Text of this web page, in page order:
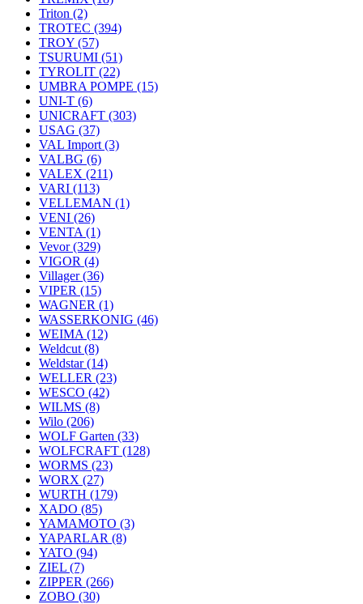
Triton (2)
TROTEC (394)
TROY (57)
TSURUMI (51)
TYROLIT (22)
UMBRA POMPE (15)
UNI-T (6)
UNICRAFT (303)
USAG (37)
VAL Import (3)
VALBG (6)
VALEX (211)
VARI (113)
VELLEMAN (1)
VENI (26)
VENTA (1)
Vevor(329)
VIGOR (4)
Villager(36)
VIPER (15)
WAGNER (1)
WASSERKONIG (46)
WEIMA (12)
Weldcut (8)
Weldstar(14)
WELLER (23)
WESCO (42)
WILMS (8)
Wilo (206)
WOLF Garten (33)
WOLFCRAFT (128)
WORMS (23)
WORX (27)
WURTH (179)
XADO (85)
YAMAMOTO (3)
YAPARLAR (8)
YATO (94)
ZIEL (7)
ZIPPER (266)
ZOBO (30)